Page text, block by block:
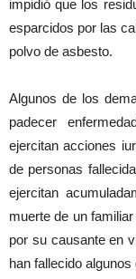
impidió que los
esparcidos por las
polvo de asbesto.
Algunos de los
padecer
ejercitan acciones
de personas
ejercitan
muerte de un
por su causante en
han fallecido algunos